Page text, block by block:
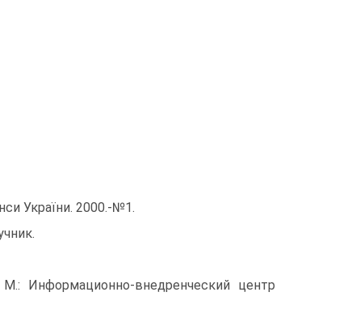
України. 2000.-№1.
Информационно-внедренческий центр